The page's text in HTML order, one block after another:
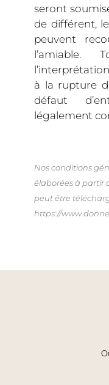
seront
de différent,
peuvent
à la rupture
défaut
légalement
Nos conditions
élaborées à partir
peut être
https://